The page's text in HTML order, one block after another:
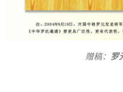
赠稿： 罗